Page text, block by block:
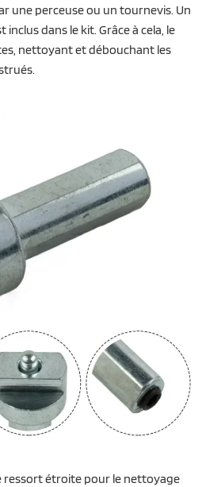
une perceuse ou un tournevis. Un
dans le kit. Grâce à cela, le
nettoyant et débouchant les
ressort étroite pour le nettoyage